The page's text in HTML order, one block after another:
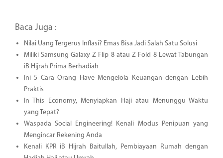
Baca Juga :
Nilai Uang Tergerus Inflasi? Emas Bisa Jadi Salah Satu Solusi
Miliki Samsung Galaxy Z Flip 8 atau Z Fold 8 Lewat Tabungan
iB Hijrah Prima Berhadiah
Ini 5 Cara Orang Have Mengelola Keuangan dengan Lebih
Praktis
In This Economy, Menyiapkan Haji atau Menunggu Waktu
yang Tepat?
Waspada Social Engineering! Kenali Modus Penipuan yang
Mengincar Rekening Anda
Kenali KPR iB Hijrah Baitullah, Pembiayaan Rumah dengan